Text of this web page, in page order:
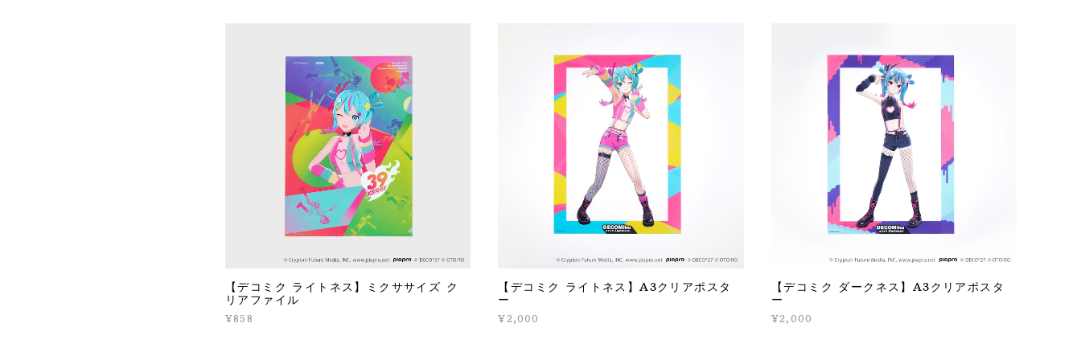
【デコミク ライトネス】ミクササイズ ク
リアファイル
¥858
【デコミク ライトネス】A3クリアポスタ
ー
¥2,000
【デコミク ダークネス】A3クリアポスタ
ー
¥2,000